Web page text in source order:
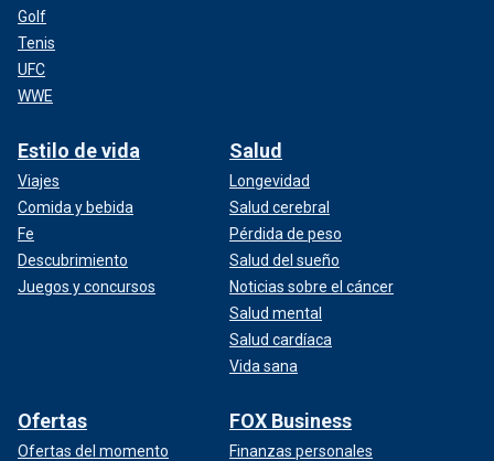
Golf
Tenis
UFC
WWE
Estilo de vida
Viajes
Comida y bebida
Fe
Descubrimiento
Juegos y concursos
Salud
Longevidad
Salud cerebral
Pérdida de peso
Salud del sueño
Noticias sobre el cáncer
Salud mental
Salud cardíaca
Vida sana
Ofertas
Ofertas del momento
FOX Business
Finanzas personales